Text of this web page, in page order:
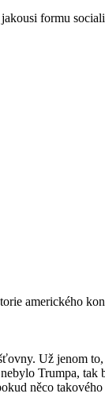
formu
amerického
Už jenom
Trumpa,
něco